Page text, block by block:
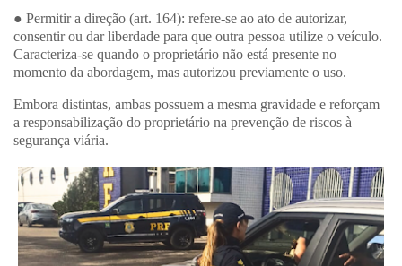
● Permitir a direção (art. 164): refere-se ao ato de autorizar,
consentir ou dar liberdade para que outra pessoa utilize o veículo.
Caracteriza-se quando o proprietário não está presente no
momento da abordagem, mas autorizou previamente o uso.
Embora distintas, ambas possuem a mesma gravidade e reforçam
a responsabilização do proprietário na prevenção de riscos à
segurança viária.